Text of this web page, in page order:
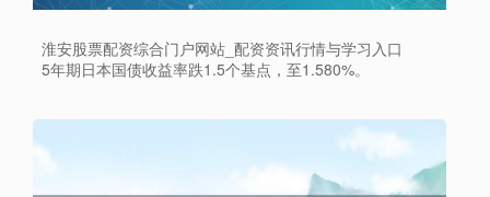
淮安股票配资综合门户网站_配资资讯行情与学习入口
5年期日本国债收益率跌1.5个基点，至1.580%。